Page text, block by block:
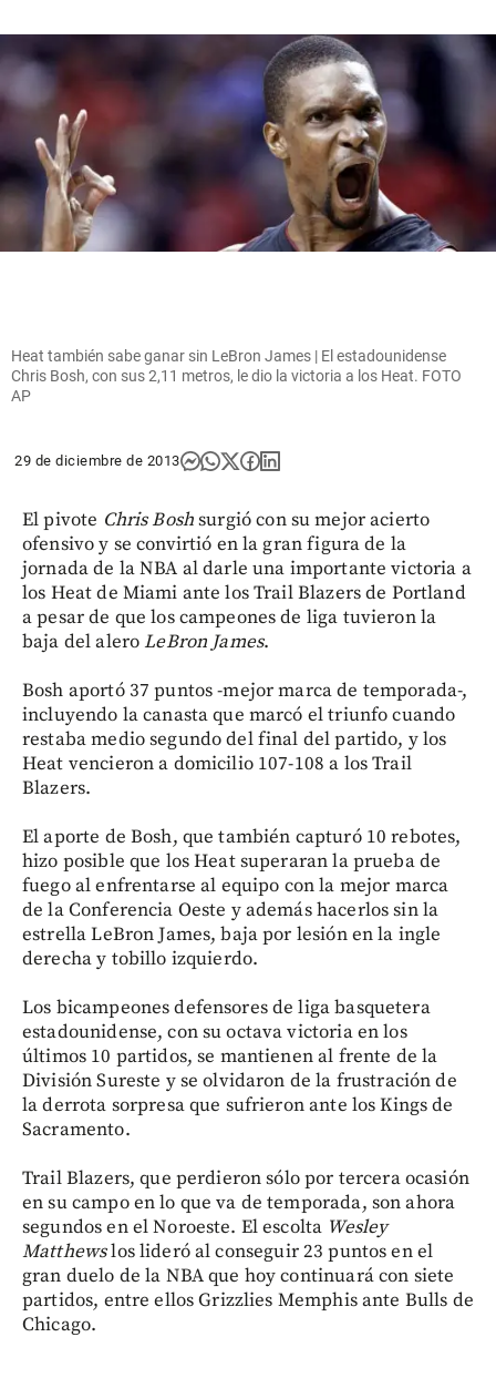
Heat también sabe ganar sin LeBron James | El estadounidense
Chris Bosh, con sus 2,11 metros, le dio la victoria a los Heat. FOTO
AP
29 de diciembre de 2013
El pivote Chris Boshsurgió con su mejor acierto
ofensivo y se convirtió en la gran figura de la
jornada de la NBA al darle una importante victoria a
los Heat de Miami ante los Trail Blazers de Portland
a pesar de que los campeones de liga tuvieron la
baja del aleroLeBron James.
Bosh aportó 37 puntos -mejor marca de temporada-,
incluyendo la canasta que marcó el triunfo cuando
restaba medio segundo del final del partido, y los
Heat vencieron a domicilio 107-108 a los Trail
Blazers.
El aporte de Bosh, que también capturó 10 rebotes,
hizo posible que los Heat superaran la prueba de
fuego al enfrentarse al equipo con la mejor marca
de la Conferencia Oeste y además hacerlos sin la
estrella LeBron James, baja por lesión en la ingle
derecha y tobillo izquierdo.
Los bicampeones defensores de liga basquetera
estadounidense, con su octava victoria en los
últimos 10 partidos, se mantienen al frente de la
División Sureste y se olvidaron de la frustración de
la derrota sorpresa que sufrieron ante los Kings de
Sacramento.
Trail Blazers, que perdieron sólo por tercera ocasión
en su campo en lo que va de temporada, son ahora
segundos en el Noroeste. El escolta Wesley
Matthewslos lideró al conseguir 23 puntos en el
gran duelo de la NBA que hoy continuará con siete
partidos, entre ellos Grizzlies Memphis ante Bulls de
Chicago.